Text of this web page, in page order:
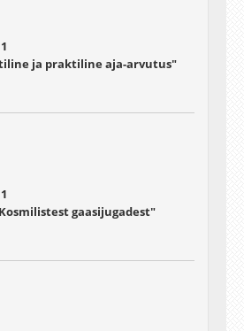
ja praktiline aja-arvutus"
gaasijugadest"